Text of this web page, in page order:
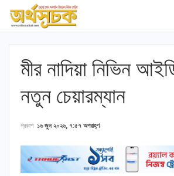
মীর নাদিয়া নিভিন
নতুন চেয়ারম্যান
প্রকাশ ১৬ জুন ২০২৬, ৭:৫৭ অপরাহ্ণ